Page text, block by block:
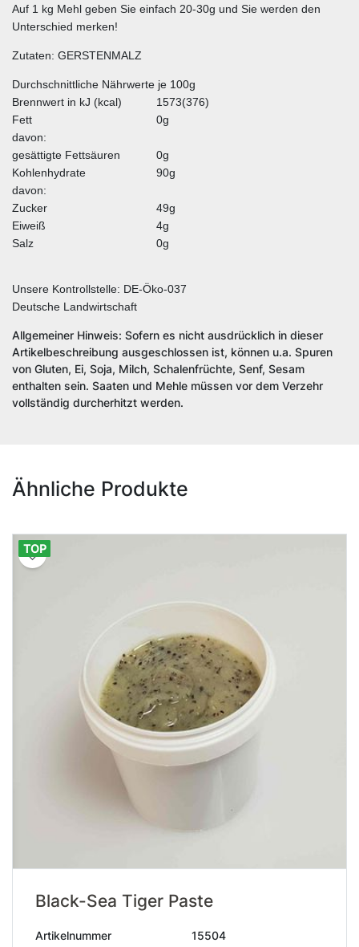
Auf 1 kg Mehl geben Sie einfach 20-30g und Sie werden den
Unterschied merken!
Zutaten: GERSTENMALZ
Durchschnittliche Nährwerte je 100g
Brennwert in kJ (kcal)
1573(376)
Fett
0g
davon:
gesättigte Fettsäuren
0g
Kohlenhydrate
90g
davon:
Zucker
49g
Eiweiß
4g
Salz
0g
Unsere Kontrollstelle: DE-Öko-037
Deutsche Landwirtschaft
Allgemeiner Hinweis: Sofern es nicht ausdrücklich in dieser
Artikelbeschreibung ausgeschlossen ist, können u.a. Spuren
von Gluten, Ei, Soja, Milch, Schalenfrüchte, Senf, Sesam
enthalten sein. Saaten und Mehle müssen vor dem Verzehr
vollständig durcherhitzt werden.
Ähnliche Produkte
TOP
Black-Sea Tiger Paste
Artikelnummer 15504